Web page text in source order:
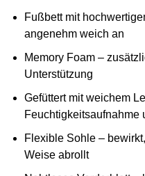
Fußbett mit
angenehm weich an
Memory Foam –
Unterstützung
Gefüttert mit weichem
Feuchtigkeitsaufnahme
Flexible Sohle –
Weise abrollt